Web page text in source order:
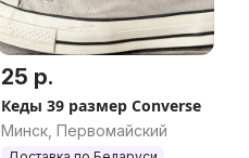
25 р.
Кеды 39 размер Converse
Минск, Первомайский